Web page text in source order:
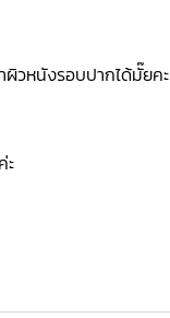
วหนังรอบปากได้มั๊ยคะ